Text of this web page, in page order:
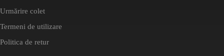
Urmărire colet
Termeni de utilizare
Politica de retur